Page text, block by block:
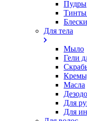
Пудры
Тинты
Для тела
Мыло
Гели
Масла
Для
Для